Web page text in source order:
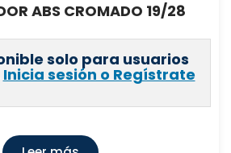
ABS CROMADO 19/28
solo para usuarios
Inicia sesión o Regístrate